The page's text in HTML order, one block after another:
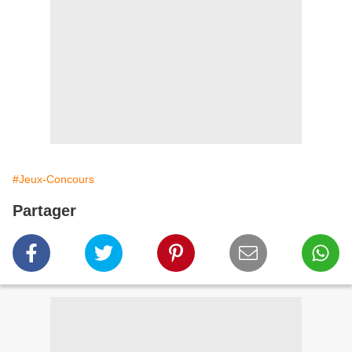
#Jeux-Concours
Partager